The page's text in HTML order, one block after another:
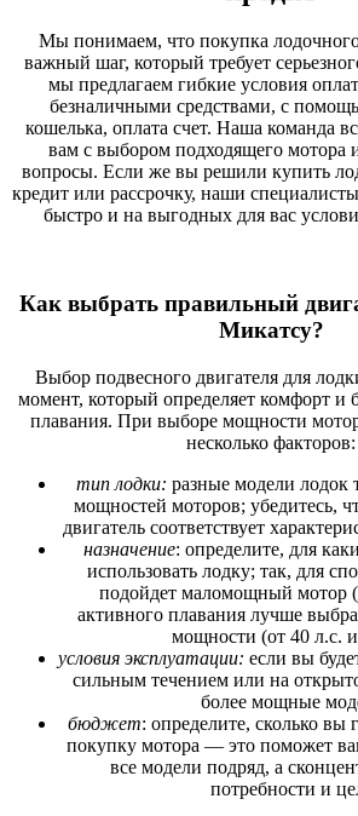
Мы понимаем, что покупка
важный шаг, который требует
мы предлагаем гибкие условия
безналичными средствами, с
кошелька, оплата счет. Наша команда
вам с выбором подходящего мотора
вопросы. Если же вы решили купить
кредит или рассрочку, наши
быстро и на выгодных для вас
Как выбрать правильный
Микатсу?
Выбор подвесного двигателя для
момент, который определяет комфорт и
плавания. При выборе мощности
несколько факторов:
тип лодки: разные модели лодок
мощностей моторов; убедитесь,
двигатель соответствует
назначение: определите, для
использовать лодку; так, для
подойдет маломощный мотор
активного плавания лучше
мощности (от 40 л.с.
условия эксплуатации: если вы
сильным течением или на
более мощные
бюджет: определите, сколько вы
покупку мотора — это поможет
все модели подряд, а
потребности и